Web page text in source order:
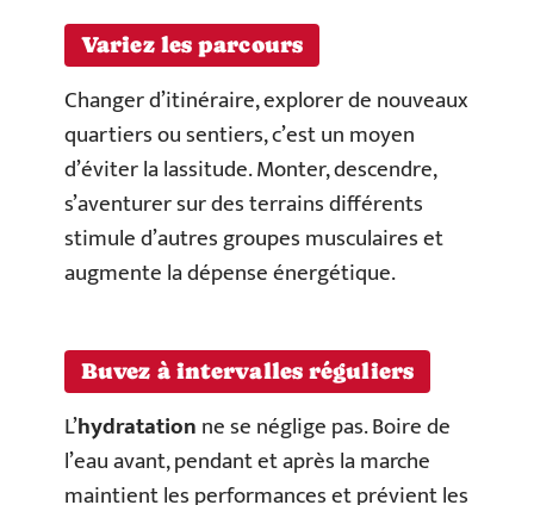
Variez les parcours
Changer d’itinéraire, explorer de nouveaux
quartiers ou sentiers, c’est un moyen
d’éviter la lassitude. Monter, descendre,
s’aventurer sur des terrains différents
stimule d’autres groupes musculaires et
augmente la dépense énergétique.
Buvez à intervalles réguliers
L’hydratationne se néglige pas. Boire de
l’eau avant, pendant et après la marche
maintient les performances et prévient les